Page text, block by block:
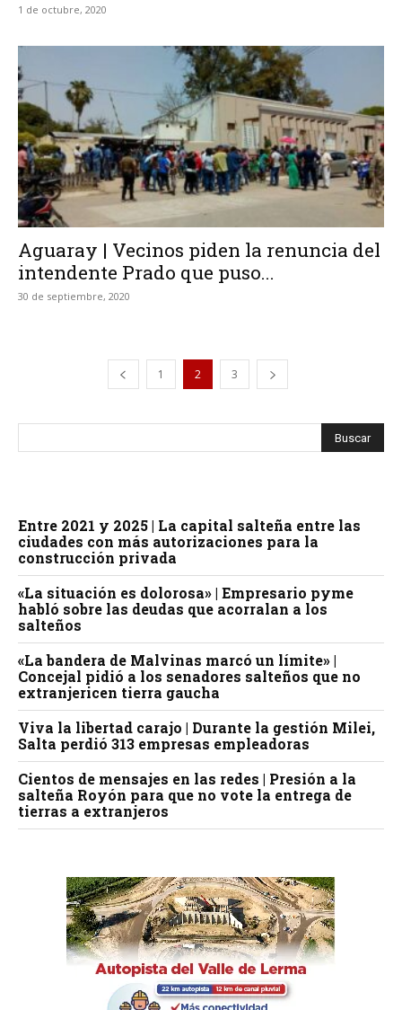
1 de octubre, 2020
Aguaray | Vecinos piden la renuncia del
intendente Prado que puso...
30 de septiembre, 2020
1 2 3
Entre 2021 y 2025 | La capital salteña entre las
ciudades con más autorizaciones para la
construcción privada
«La situación es dolorosa» | Empresario pyme
habló sobre las deudas que acorralan a los
salteños
«La bandera de Malvinas marcó un límite» |
Concejal pidió a los senadores salteños que no
extranjericen tierra gaucha
Viva la libertad carajo | Durante la gestión Milei,
Salta perdió 313 empresas empleadoras
Cientos de mensajes en las redes | Presión a la
salteña Royón para que no vote la entrega de
tierras a extranjeros